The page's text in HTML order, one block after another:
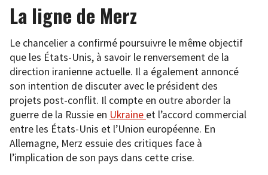
La ligne de Merz
Le chancelier a confirmé poursuivre le même objectif
que les États-Unis, à savoir le renversement de la
direction iranienne actuelle. Il a également annoncé
son intention de discuter avec le président des
projets post-conflit. Il compte en outre aborder la
guerre de la Russie en Ukraine et l’accord commercial
entre les États-Unis et l’Union européenne. En
Allemagne, Merz essuie des critiques face à
l’implication de son pays dans cette crise.